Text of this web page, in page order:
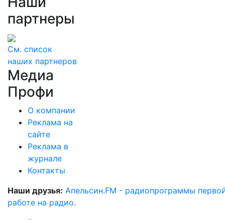
партнеры
См. список
наших партнеров
Медиа
Профи
О компании
Реклама на
сайте
Реклама в
журнале
Контакты
Наши друзья: Апельсин.FM - радиопрограммы
работе на радио.